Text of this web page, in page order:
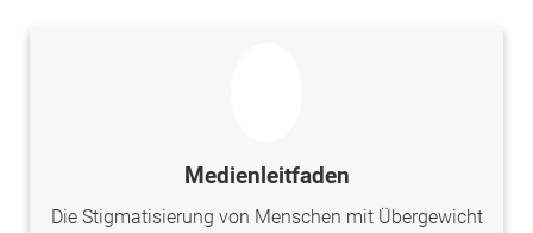
Medienleitfaden
Die Stigmatisierung von Menschen mit Übergewicht